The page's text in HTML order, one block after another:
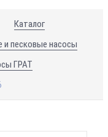
Каталог
и песковые насосы
ГРАТ